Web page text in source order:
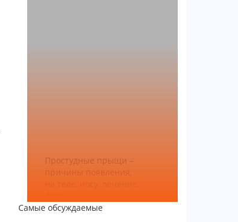
Простудные прыщи –
причины появления,
Самые обсуждаемые